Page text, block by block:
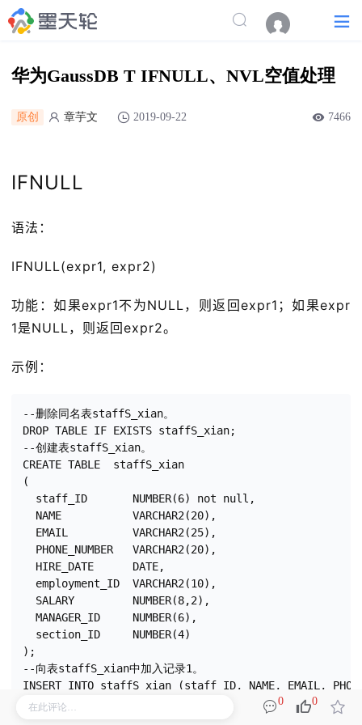
华为GaussDB T IFNULL、NVL空值处理
原创 章芋文 2019-09-22 7466
IFNULL
语法：
IFNULL(expr1, expr2)
功能：如果expr1不为NULL，则返回expr1；如果expr
1是NULL，则返回expr2。
示例：
--删除同名表staffS_xian。
DROP TABLE IF EXISTS staffS_xian;
--创建表staffS_xian。
CREATE TABLE  staffS_xian
(
staff_ID       NUMBER(6) not null,
NAME           VARCHAR2(20),
EMAIL          VARCHAR2(25),
PHONE_NUMBER   VARCHAR2(20),
HIRE_DATE      DATE,
employment_ID  VARCHAR2(10),
SALARY         NUMBER(8,2),
MANAGER_ID     NUMBER(6),
section_ID     NUMBER(4)
);
--向表staffS_xian中加入记录1。
INSERT INTO staffS_xian (staff_ID, NAME, EMAIL,
values (198, '王莹', 'wangying@126.com', 0 0